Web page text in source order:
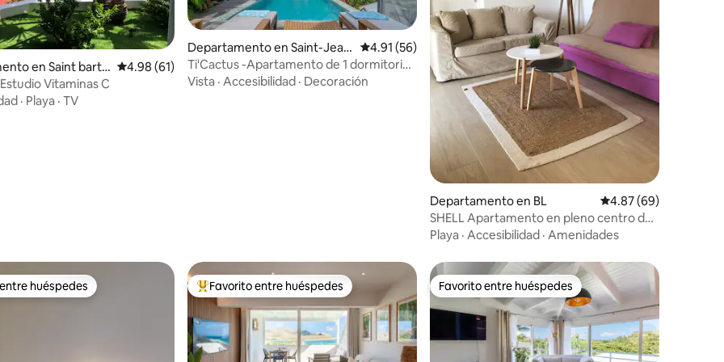
en Saint barth Calificación promedio: 4.98 de 5; 61 evaluaciones
4.98 (61)
Vitaminas C
· Playa · TV
Departamento en Saint-Jean,
Saint Barthélemy
Calificación promedio: 4.91 de 5; 56 evaluaciones
4.91 (56)
Ti'Cactus -Apartamento de 1 dormitorio -
Vistas al mar - Piscina privada
Vista · Accesibilidad · Decoración
Departamento en BL Calificación
4.87 (69)
SHELL Apartamento en pleno centro de
Gustavia
Playa · Accesibilidad · Amenidades
huéspedes
huéspedes De los mejores en Favorito entre huéspedes
Favorito entre huéspedes Favorito entre huéspedes
Favorito entre huéspedes